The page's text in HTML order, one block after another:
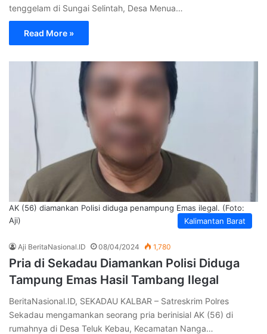
tenggelam di Sungai Selintah, Desa Menua…
Read More »
Kalimantan Barat
AK (56) diamankan Polisi diduga penampung Emas ilegal. (Foto:
Aji)
Aji BeritaNasional.ID 08/04/2024 1,780
Pria di Sekadau Diamankan Polisi Diduga
Tampung Emas Hasil Tambang Ilegal
BeritaNasional.ID, SEKADAU KALBAR – Satreskrim Polres
Sekadau mengamankan seorang pria berinisial AK (56) di
rumahnya di Desa Teluk Kebau, Kecamatan Nanga…